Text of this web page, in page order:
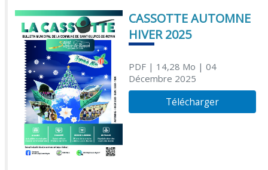
CASSOTTE AUTOMNE
HIVER 2025
PDF| 14,28 Mo | 04
Décembre 2025
Télécharger